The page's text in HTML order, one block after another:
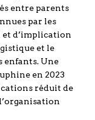
entre parents
par les
d’implication
et le
enfants. Une
en 2023
réduit de